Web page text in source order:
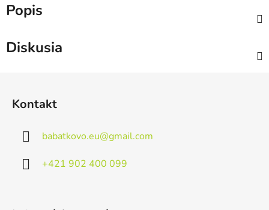
Popis
Diskusia
Kontakt
babatkovo.eu@gmail.com
+421 902 400 099